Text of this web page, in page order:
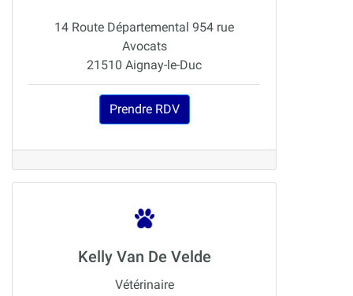
14 Route Départemental 954 rue
Avocats
21510 Aignay-le-Duc
Prendre RDV
Kelly Van De Velde
Vétérinaire